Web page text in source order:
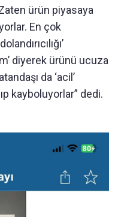
ürün piyasaya
En çok
diyerek ürünü ucuza
da ‘acil’
kayboluyorlar” dedi.